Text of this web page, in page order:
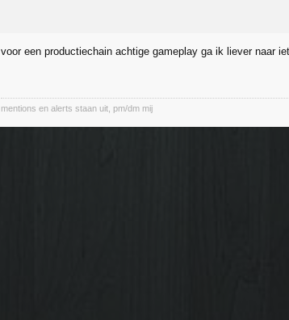
voor een productiechain achtige gameplay ga ik liever naar
mentions en alerts staan uit, pm/dm mij